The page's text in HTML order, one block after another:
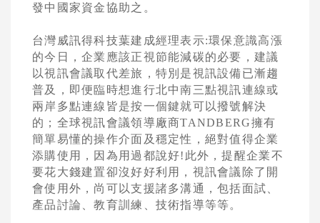
發中國家資金協助之。
台灣威訊得科技葉建成經理表示:環保意識高漲
的今日，企業應該正視節能減碳的必要，建議
以視訊會議取代差旅，特別是視訊設備已漸趨
普及，即便臨時想進行北中南三點視訊連線或
兩岸多點連線皆是按一個鍵就可以撥號解決
的；全球視訊會議領導廠商TANDBERG擁有
簡單易懂的操作介面及穩定性，絕對值得企業
添購使用，因為用過都說好! 此外，提醒企業不
要花大錢建置卻沒好好利用，視訊會議除了開
會使用外，尚可以支援諸多溝通，包括面試、
產品討論、教育訓練、技術指導等等。